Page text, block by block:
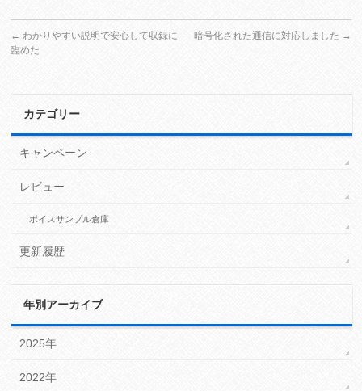
← わかりやすい説明で安心して収録に
臨めた
暗号化された通信に対応しました →
カテゴリー
キャンペーン
レビュー
ボイスサンプル倉庫
更新履歴
年別アーカイブ
2025年
2022年